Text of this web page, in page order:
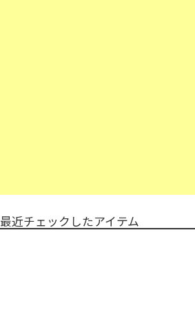
最近チェックしたアイテム